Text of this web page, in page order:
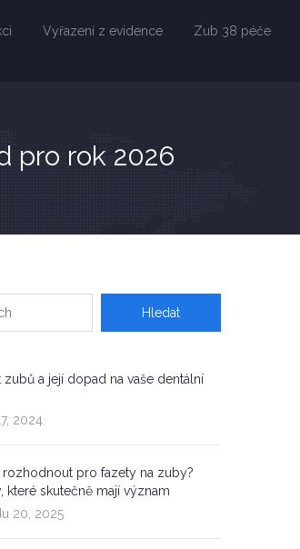
Vyřazení z evidence Zub 38 péče
pro rok 2026
zubů a její dopad na vaše dentální
2024
rozhodnout pro fazety na zuby?
které skutečně mají význam
20, 2025